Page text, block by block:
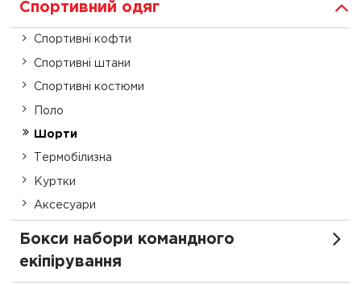
Спортивний одяг
Спортивні кофти
Спортивні штани
Спортивні костюми
Поло
Шорти
Термобілизна
Куртки
Аксесуари
Бокси набори командного
екіпірування